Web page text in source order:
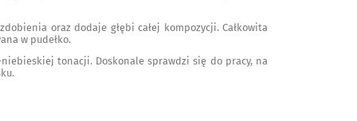
oraz dodaje głębi całej kompozycji. Całkowita
w pudełko.
tonacji. Doskonale sprawdzi się do pracy, na